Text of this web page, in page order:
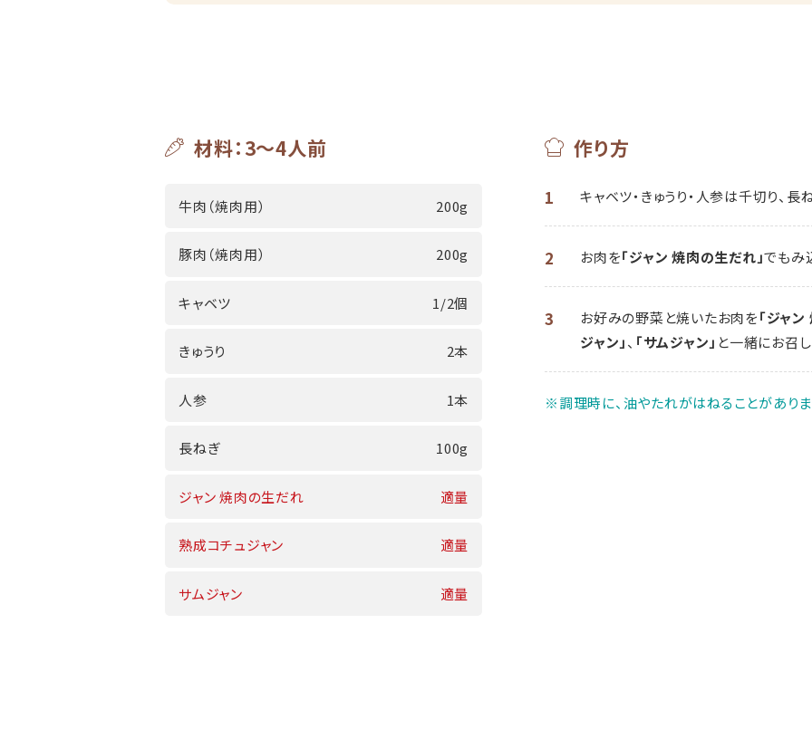
材料：3～4人前
牛肉（焼肉用） 200g
豚肉（焼肉用） 200g
キャベツ 1/2個
きゅうり 2本
人参 1本
長ねぎ 100g
ジャン 焼肉の生だれ 適量
熟成コチュジャン 適量
サムジャン 適量
作り方
1 キャベツ・きゅうり・人参は千切り、
2 お肉を「ジャン 焼肉の生だれ」でもみ
3 お好みの野菜と焼いたお肉を「ジャ
ジャン」、 「サムジャン」 と一緒にお召
※調理時に、油やたれがはねることがありま